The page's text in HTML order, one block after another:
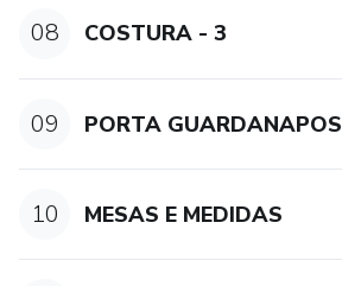
08 COSTURA - 3
09 PORTA GUARDANAPOS
10 MESAS E MEDIDAS